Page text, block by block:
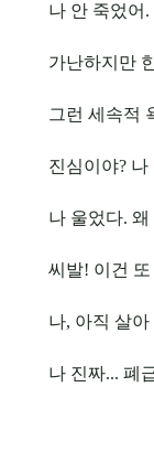
나 안 죽었어
가난하지만
그런 세속적
진심이야?
나 울었다.
씨발! 이건
나, 아직 살아
나 진짜... 폐